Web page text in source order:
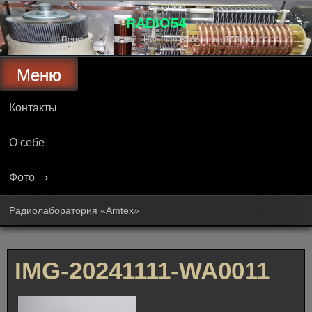
Перейти
к
содержимому
RADIO54
Персональный сайт Николая Василенко, RZ9OQ
Меню
Контакты
О себе
Фото
Радиолаборатория «Amtex»
IMG-20241111-WA0011